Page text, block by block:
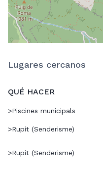
Lugares cercanos
QUÉ HACER
>Piscines municipals
>Rupit (Senderisme)
>Rupit (Senderisme)